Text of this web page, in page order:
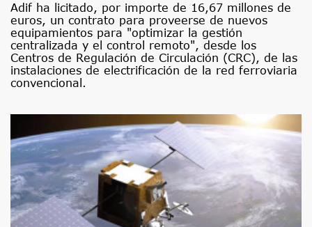
Adif ha licitado, por importe de 16,67 millones de
euros, un contrato para proveerse de nuevos
equipamientos para "optimizar la gestión
centralizada y el control remoto", desde los
Centros de Regulación de Circulación (CRC), de las
instalaciones de electrificación de la red ferroviaria
convencional.